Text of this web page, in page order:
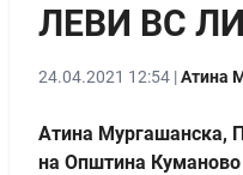
ЛЕВИ ВС
24.04.2021 12:54 |Атина
Атина Мургашанска,
на Општина Куманово